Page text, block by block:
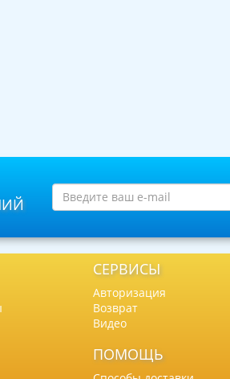
СЕРВИСЫ
Авторизация
Возврат
Видео
ПОМОЩЬ